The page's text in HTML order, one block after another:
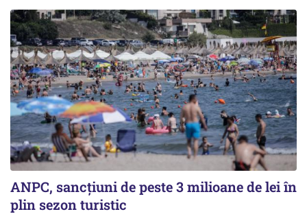
ANPC, sancțiuni de peste 3 milioane de lei în
plin sezon turistic